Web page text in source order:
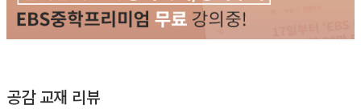
공감 교재 리뷰